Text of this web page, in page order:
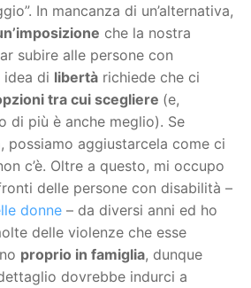
In mancanza di un’alternativa,
che la nostra
subire alle persone con
idea di libertà richiede che ci
tra cui scegliere (e,
di più è anche meglio). Se
possiamo aggiustarcela come ci
c’è. Oltre a questo, mi occupo
delle persone con disabilità –
donne – da diversi anni ed ho
delle violenze che esse
proprio in famiglia, dunque
dovrebbe indurci a